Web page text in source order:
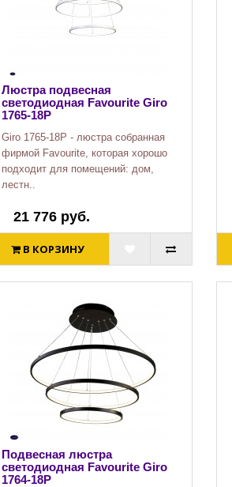
Люстра подвесная
светодиодная Favourite Giro
1765-18P
Giro 1765-18P - люстра собранная
фирмой Favourite, которая хорошо
подходит для помещений: дом,
лестн..
21 776 руб.
В КОРЗИНУ
Подвесная люстра
светодиодная Favourite Giro
1764-18P